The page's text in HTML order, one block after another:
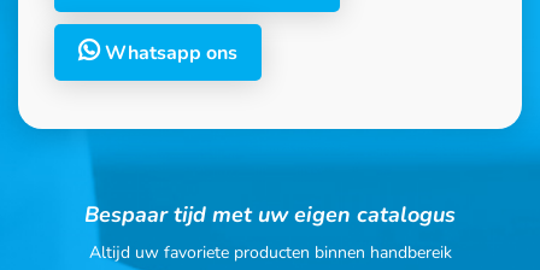
Whatsapp ons
Bespaar tijd met uw eigen catalogus
Altijd uw favoriete producten binnen handbereik